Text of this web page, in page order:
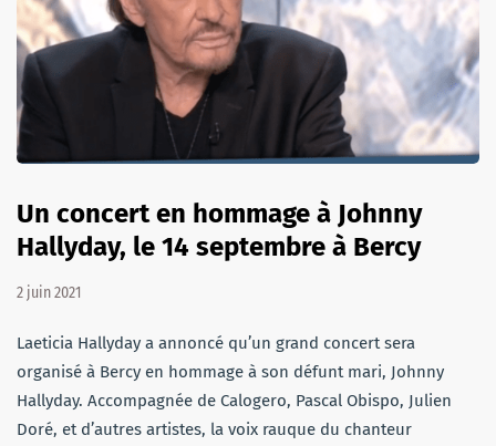
Un concert en hommage à Johnny
Hallyday, le 14 septembre à Bercy
2 juin 2021
Laeticia Hallyday a annoncé qu’un grand concert sera
organisé à Bercy en hommage à son défunt mari, Johnny
Hallyday. Accompagnée de Calogero, Pascal Obispo, Julien
Doré, et d’autres artistes, la voix rauque du chanteur